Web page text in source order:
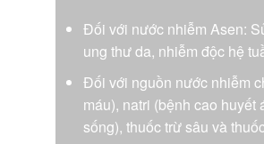
Đối với nước nhiễm Asen:
ung thư da, nhiễm độc hệ
Đối với nguồn nước nhiễm
máu), natri (bệnh cao
sống), thuốc trừ sâu và